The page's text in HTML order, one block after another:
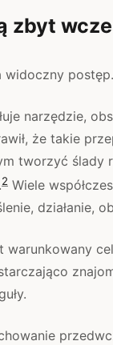
zbyt
widoczny postęp.
narzędzie,
że takie
tworzyć ślady
2 Wiele
działanie,
warunkowany